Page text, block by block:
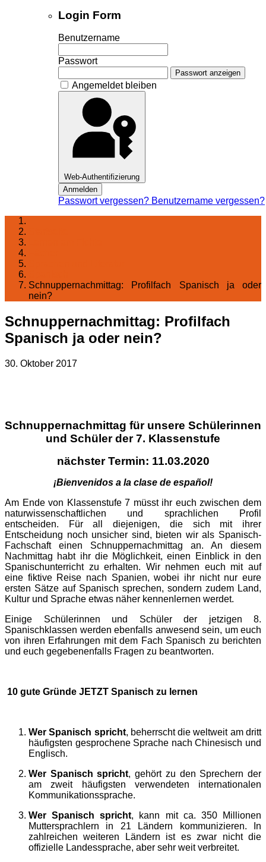
Login Form
Benutzername
Passwort
Passwort anzeigen
Angemeldet bleiben
Web-Authentifizierung
Anmelden
Passwort vergessen? Benutzername vergessen?
Schnuppernachmittag: Profilfach Spanisch ja oder
nein?
Schnuppernachmittag: Profilfach
Spanisch ja oder nein?
30. Oktober 2017
Schnuppernachmittag für unsere Schülerinnen
und Schüler der 7. Klassenstufe
nächster Termin: 11.03.2020
¡Bienvenidos a la clase de español!
Am Ende von Klassenstufe 7 müsst ihr euch zwischen dem
naturwissenschaftlichen und sprachlichen Profil
entscheiden. Für all diejenigen, die sich mit ihrer
Entscheidung noch unsicher sind, bieten wir als Spanisch-
Fachschaft einen Schnuppernachmittag an. An diesem
Nachmittag habt ihr die Möglichkeit, einen Einblick in den
Spanischunterricht zu erhalten. Wir nehmen euch mit auf
eine fiktive Reise nach Spanien, wobei ihr nicht nur eure
ersten Sätze auf Spanisch sprechen, sondern zudem Land,
Kultur und Sprache etwas näher kennenlernen werdet.
Einige Schülerinnen und Schüler der jetzigen 8.
Spanischklassen werden ebenfalls anwesend sein, um euch
von ihren Erfahrungen mit dem Fach Spanisch zu berichten
und euch gegebenenfalls Fragen zu beantworten.
10 gute Gründe JETZT Spanisch zu lernen
Wer Spanisch spricht, beherrscht die weltweit am dritt
häufigsten gesprochene Sprache nach Chinesisch und
Englisch.
Wer Spanisch spricht, gehört zu den Sprechern der
am zweit häufigsten verwendeten internationalen
Kommunikationssprache.
Wer Spanisch spricht, kann mit ca. 350 Millionen
Muttersprachlern in 21 Ländern kommunizieren. In
zahlreichen weiteren Ländern ist es zwar nicht die
offizielle Landessprache, aber sehr weit verbreitet.